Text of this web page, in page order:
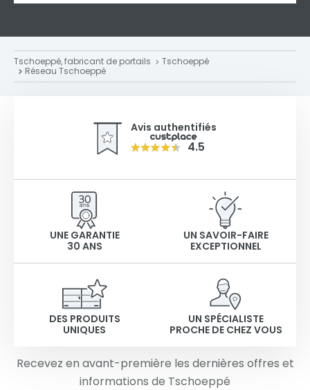
Tschoeppé, fabricant de portails
Tschoeppé
Réseau Tschoeppé
Avis authentifiés
4.5
UNE GARANTIE
30 ANS
UN SAVOIR-FAIRE
EXCEPTIONNEL
DES PRODUITS
UNIQUES
UN SPÉCIALISTE
PROCHE DE CHEZ VOUS
Recevez en avant-première les dernières offres et
informations de Tschoeppé